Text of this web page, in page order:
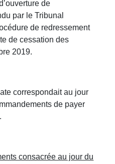
de
par le Tribunal
de redressement
de cessation des
2019.
correspondait au jour
de payer
consacrée au jour du